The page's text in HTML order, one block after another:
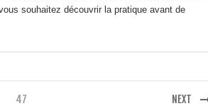
souhaitez découvrir la pratique avant de
47 NEXT